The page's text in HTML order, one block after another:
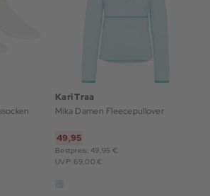
Kari Traa
Mika Damen Fleecepullover
49,95
Bestpreis: 49,95 €
UVP: 69,00 €